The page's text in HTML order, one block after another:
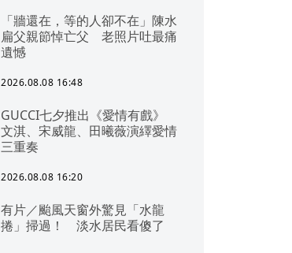
「牆還在，等的人卻不在」陳水
扁父親節悼亡父 老照片吐最痛
遺憾
2026.08.08 16:48
GUCCI七夕推出《愛情有戲》
文淇、宋威龍、田曦薇演繹愛情
三重奏
2026.08.08 16:20
有片／颱風天窗外驚見「水龍
捲」掃過！ 淡水居民看傻了